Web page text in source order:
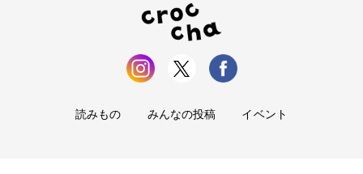
読みもの みんなの投稿 イベント